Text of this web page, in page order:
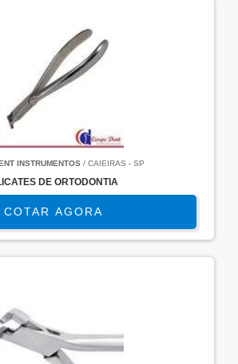
INSTRUMENTOS / CAIEIRAS - SP
DE ORTODONTIA
COTAR AGORA